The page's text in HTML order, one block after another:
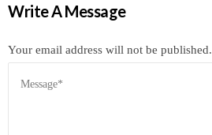
Write A Message
Your email address will not be published.